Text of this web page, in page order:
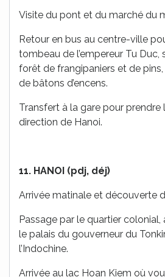
Visite du pont et du marché du
Retour en bus au centre-ville
tombeau de l’empereur Tu Duc,
forêt de frangipaniers et de pins,
de bâtons d’encens.
Transfert à la gare pour prendre
direction de Hanoi.
11. HANOI (pdj, déj)
Arrivée matinale et découverte
Passage par le quartier colonial,
le palais du gouverneur du
l’Indochine.
Arrivée au lac Hoan Kiem où